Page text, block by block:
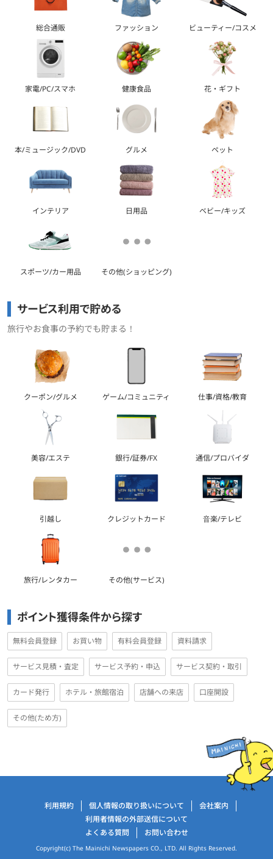
総合通販 ファッション ビューティー/コスメ
家電/PC/スマホ 健康食品 花・ギフト
本/ミュージック/DVD グルメ ペット
インテリア 日用品 ベビー/キッズ
スポーツ/カー用品 その他(ショッピング)
サービス利用で貯める
旅行やお食事の予約でも貯まる！
クーポン/グルメ ゲーム/コミュニティ 仕事/資格/教育
美容/エステ 銀行/証券/FX 通信/プロバイダ
引越し クレジットカード 音楽/テレビ
旅行/レンタカー その他(サービス)
ポイント獲得条件から探す
無料会員登録 お買い物 有料会員登録 資料請求
サービス見積・査定 サービス予約・申込 サービス契約・取引
カード発行 ホテル・旅館宿泊 店舗への来店 口座開設
その他(ため方)
運営会社情報利用規約 個人情報の取り扱いについて
会社案内
利用者情報の外部送信について
よくある質問
お問い合わせ
Copyright(c) The Mainichi Newspapers CO., LTD. All Rights Reserved.